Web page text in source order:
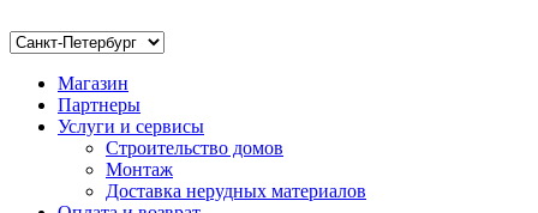
Магазин
Партнеры
Услуги и сервисы
Строительство домов
Монтаж
Доставка нерудных материалов